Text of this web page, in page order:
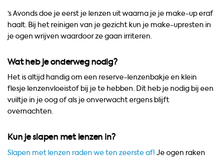
’s Avonds doe je eerst je lenzen uit waarna je je make-up eraf
haalt. Bij het reinigen van je gezicht kun je make-upresten in
je ogen wrijven waardoor ze gaan irriteren.
Wat heb je onderweg nodig?
Het is altijd handig om een reserve-lenzenbakje en klein
flesje lenzenvloeistof bij je te hebben. Dit heb je nodig bij een
vuiltje in je oog of als je onverwacht ergens blijft
overnachten.
Kun je slapen met lenzen in?
Slapen met lenzen raden we ten zeerste af! Je ogen raken